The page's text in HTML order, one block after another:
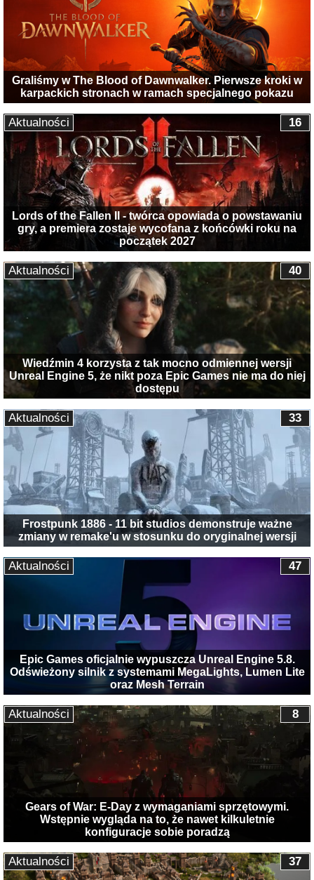
Graliśmy w The Blood of Dawnwalker. Pierwsze kroki w
karpackich stronach w ramach specjalnego pokazu
Lords of the Fallen II - twórca opowiada o powstawaniu
gry, a premiera zostaje wycofana z końcówki roku na
początek 2027
16
Aktualności
Wiedźmin 4 korzysta z tak mocno odmiennej wersji
Unreal Engine 5, że nikt poza Epic Games nie ma do niej
dostępu
40
Aktualności
Frostpunk 1886 - 11 bit studios demonstruje ważne
zmiany w remake'u w stosunku do oryginalnej wersji
33
Aktualności
Epic Games oficjalnie wypuszcza Unreal Engine 5.8.
Odświeżony silnik z systemami MegaLights, Lumen Lite
oraz Mesh Terrain
47
Aktualności
Gears of War: E-Day z wymaganiami sprzętowymi.
Wstępnie wygląda na to, że nawet kilkuletnie
konfiguracje sobie poradzą
8
Aktualności
37
Aktualności